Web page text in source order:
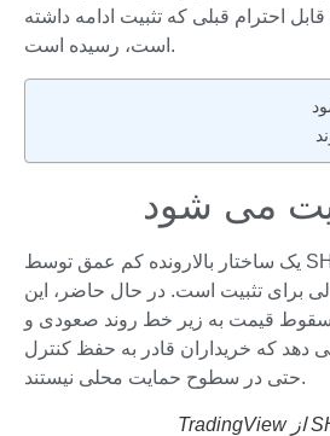
احترام قبلی که تثبیت ادامه داشته
است، رسیده است.
می شود
یک ساختار بالارونده کم عمق توسط SHIB ایجاد شد که نشان
برای تثبیت است. در حال حاضر، این
سقوط قیمت به زیر خط روند صعودی و
دهد که خریداران قادر به حفظ کنترل
حتی در سطوح حمایت محلی نیستند.